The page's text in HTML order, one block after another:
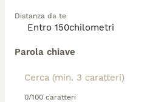
Distanza da te
Parola chiave
0/100 caratteri